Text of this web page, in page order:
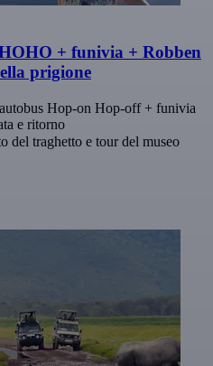
+ funivia + Robben
prigione
Hop-on Hop-off + funivia
e ritorno
del traghetto e tour del museo